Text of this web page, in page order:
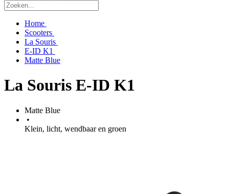
Home
Scooters
La Souris
E-ID K1
Matte Blue
La Souris E-ID K1
Matte Blue
•
Klein, licht, wendbaar en groen